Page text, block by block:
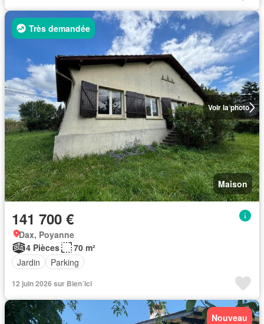
Voir la photo
Très demandée
Maison
141 700 €
Dax, Poyanne
4 Pièces
70 m²
Jardin
Parking
12 juin 2026 sur Bien´ici
Nouveau